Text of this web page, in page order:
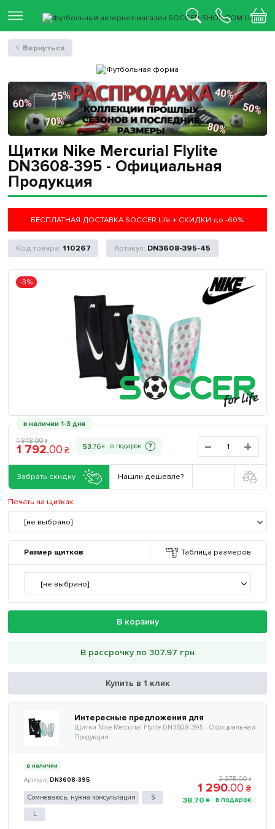
Щитки Nike Mercurial Flylite
DN3608-395 - Официальная
Продукция
БЕСПЛАТНАЯ ДОСТАВКА SOCCER Life + СКИДКИ до -60%
110267 DN3608-395-45
-3%
в наличии 1-3 дня
1 848.00 ₴
1 792.00 ₴ 53.76 ₴ ?
Забрать скидку Нашли дешевле?
Печать на щитках:
[не выбрано]
Размер щитков Таблица размеров
[не выбрано]
В корзину
В рассрочку по 307.97 грн
Купить в 1 клик
Интересные предложения для
Щитки Nike Mercurial Flylite DN3608-395 - Официальная
Продукция
в наличии
DN3608-395
Сомневаюсь, нужна консультация S
L
2 375.00 ₴
1 290.00 ₴
38.70 ₴
Вернуться